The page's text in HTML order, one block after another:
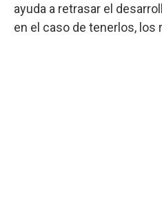
ayuda a retrasar el
en el caso de tenerlos, los